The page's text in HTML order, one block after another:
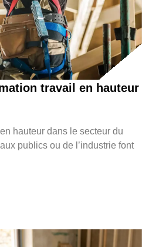
travail en hauteur
hauteur dans le secteur du
publics ou de l’industrie font